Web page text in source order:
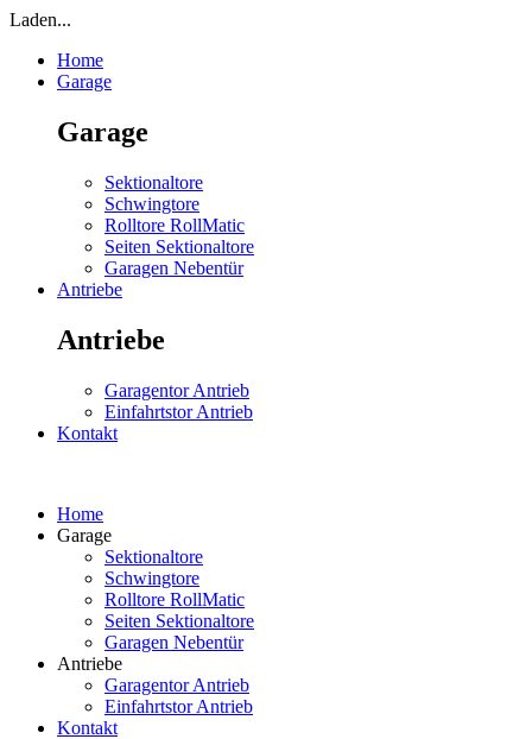
Laden...
Home
Garage
Garage
Sektionaltore
Schwingtore
Rolltore RollMatic
Seiten Sektionaltore
Garagen Nebentür
Antriebe
Antriebe
Garagentor Antrieb
Einfahrtstor Antrieb
Kontakt
Home
Garage
Sektionaltore
Schwingtore
Rolltore RollMatic
Seiten Sektionaltore
Garagen Nebentür
Antriebe
Garagentor Antrieb
Einfahrtstor Antrieb
Kontakt